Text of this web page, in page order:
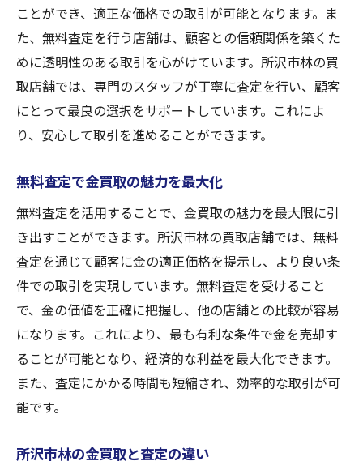
所沢市で金買取のベストオファー
金買取無料査定！所沢市林の選び方
所沢市林での金買取無料査定の選択
金買取無料査定で林を選ぶ理由
林の金買取無料査定を受けるコツ
所沢市林の金買取で無料査定を選ぶ
無料査定で林の最適な金買取選び
所沢市林で金買取と査定の極意
所沢市林での金買取無料査定の秘訣
金買取の無料査定で林の極意を学ぶ
林の金買取査定を極めるための方法
金買取無料査定で林の価値を引き出す
所沢市林での金買取で無料査定を活用
ことができ、適正な価格での取引が可能となります。ま
た、無料査定を行う店舗は、顧客との信頼関係を築くた
めに透明性のある取引を心がけています。所沢市林の買
取店舗では、専門のスタッフが丁寧に査定を行い、顧客
にとって最良の選択をサポートしています。これによ
り、安心して取引を進めることができます。
無料査定で金買取の魅力を最大化
無料査定を活用することで、金買取の魅力を最大限に引
き出すことができます。所沢市林の買取店舗では、無料
査定を通じて顧客に金の適正価格を提示し、より良い条
件での取引を実現しています。無料査定を受けること
で、金の価値を正確に把握し、他の店舗との比較が容易
になります。これにより、最も有利な条件で金を売却す
ることが可能となり、経済的な利益を最大化できます。
また、査定にかかる時間も短縮され、効率的な取引が可
能です。
所沢市林の金買取と査定の違い